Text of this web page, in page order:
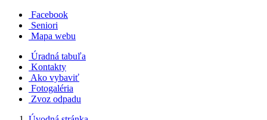
Facebook
Seniori
Mapa webu
Úradná tabuľa
Kontakty
Ako vybaviť
Fotogaléria
Zvoz odpadu